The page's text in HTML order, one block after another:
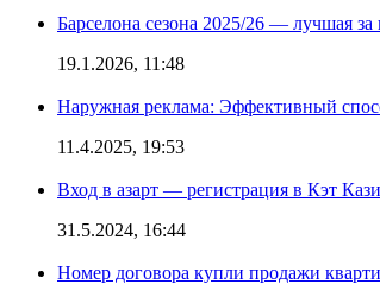
Барселона сезона 2025/26 — лучшая
19.1.2026, 11:48
Наружная реклама: Эффективный
11.4.2025, 19:53
Вход в азарт — регистрация в Кэт
31.5.2024, 16:44
Номер договора купли продажи